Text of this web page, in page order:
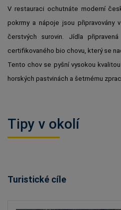
V restauraci ochutnáte moderní
pokrmy a nápoje jsou připravovány
čerstvých surovin. Jídla
certifikovaného bio chovu, který se
Tento chov se pyšní vysokou
horských pastvinách a šetrnému
Tipy v okolí
Turistické cíle